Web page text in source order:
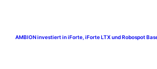
AMBION investiert in iForte, iForte LTX und Robospot